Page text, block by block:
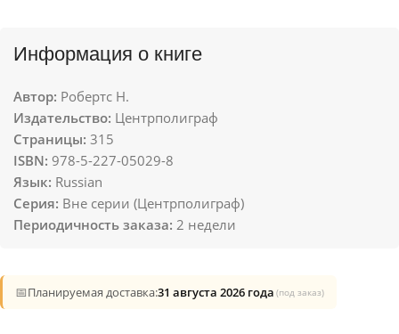
Информация о книге
Автор: Робертс Н.
Издательство: Центрполиграф
Страницы: 315
ISBN: 978-5-227-05029-8
Язык: Russian
Серия: Вне серии (Центрполиграф)
Периодичность заказа: 2 недели
📅Планируемая доставка:31 августа 2026 года (под заказ)